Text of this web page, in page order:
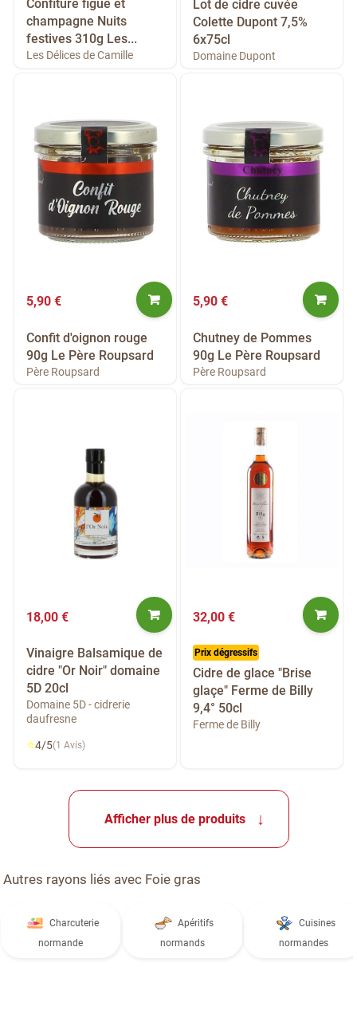
Confiture figue et
champagne Nuits
festives 310g Les...
Les Délices de Camille
Lot de cidre cuvée
Colette Dupont 7,5%
6x75cl
Domaine Dupont
5,90 €
Confit d'oignon rouge
90g Le Père Roupsard
Père Roupsard
5,90 €
Chutney de Pommes
90g Le Père Roupsard
Père Roupsard
18,00 €
Vinaigre Balsamique de
cidre "Or Noir" domaine
5D 20cl
Domaine 5D - cidrerie
daufresne
⭐4/5(1 Avis)
32,00 €
Prix dégressifs
Cidre de glace "Brise
glaçe" Ferme de Billy
9,4° 50cl
Ferme de Billy
Afficher plus de produits
Autres rayons liés avec Foie gras
Charcuterie
normande
Apéritifs
normands
Cuisines
normandes